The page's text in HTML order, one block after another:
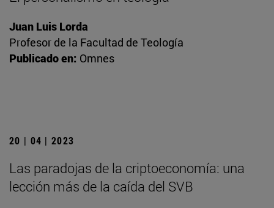
Juan Luis Lorda
Profesor de la Facultad de Teología
Publicado en: Omnes
20 | 04 | 2023
Las paradojas de la criptoeconomía: una
lección más de la caída del SVB